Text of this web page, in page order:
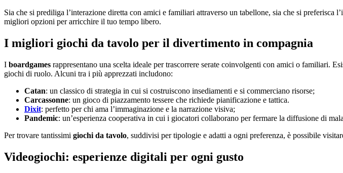
Sia che si prediliga l’interazione diretta con amici e familiari attraverso un tabellone, sia che si
migliori opzioni per arricchire il tuo tempo libero.
I migliori giochi da tavolo per il divertimento in compagnia
I boardgames rappresentano una scelta ideale per trascorrere serate coinvolgenti con amici o familiari.
giochi di ruolo. Alcuni tra i più apprezzati includono:
Catan: un classico di strategia in cui si costruiscono insediamenti e si commerciano risorse;
Carcassonne: un gioco di piazzamento tessere che richiede pianificazione e tattica.
Dixit: perfetto per chi ama l’immaginazione e la narrazione visiva;
Pandemic: un’esperienza cooperativa in cui i giocatori collaborano per fermare la diffusione di
Per trovare tantissimi giochi da tavolo, suddivisi per tipologie e adatti a ogni preferenza, è possibile
Videogiochi: esperienze digitali per ogni gusto